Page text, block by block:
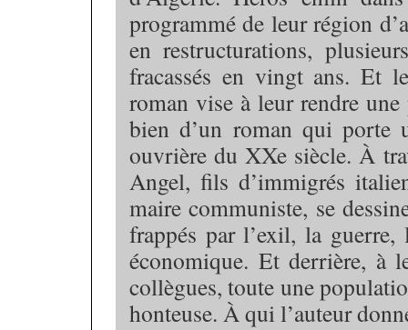
programmé de leur région
en restructurations,
fracassés en vingt ans. Et
roman vise à leur rendre
bien d’un roman qui porte
ouvrière du XXe siècle. À
Angel, fils d’immigrés
maire communiste, se
frappés par l’exil, la
économique. Et derrière, à
collègues, toute une
honteuse. À qui l’auteur